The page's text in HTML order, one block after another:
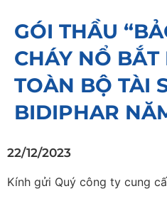
GÓI THẦU
CHÁY NỔ BẮT
TOÀN BỘ TÀI
BIDIPHAR
22/12/2023
Kính gửi Quý công ty cung